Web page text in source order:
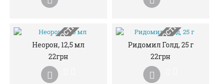
НЕМАЄ В НАЯВНОСТІ
Неорон, 12,5 мл
22грн
НЕМАЄ В НАЯВНОСТІ
Ридомил Голд, 25 г
22грн